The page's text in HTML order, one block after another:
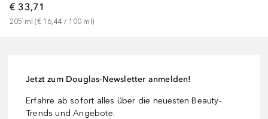
€ 33,71
205 ml (€ 16,44 / 100 ml )
Jetzt zum Douglas-Newsletter anmelden!
Erfahre ab sofort alles über die neuesten Beauty-
Trends und Angebote.